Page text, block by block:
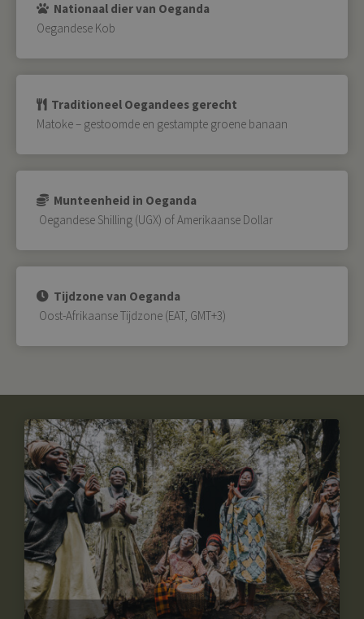
Nationaal dier van Oeganda
Oegandese Kob
Traditioneel Oegandees gerecht
Matoke – gestoomde en gestampte groene banaan
Munteenheid in Oeganda
Oegandese Shilling (UGX) of Amerikaanse Dollar
Tijdzone van Oeganda
Oost-Afrikaanse Tijdzone (EAT, GMT+3)